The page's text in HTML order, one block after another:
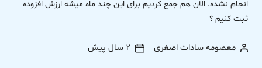
انجام نشده. الان هم جمع کردیم برای این چند ماه میشه ارزش افزوده
ثبت کنیم ؟
معصومه سادات اصغری 2 سال پیش